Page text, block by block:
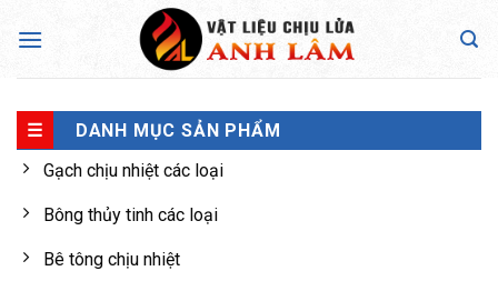
DANH MỤC SẢN PHẨM
Gạch chịu nhiệt các loại
Bông thủy tinh các loại
Bê tông chịu nhiệt